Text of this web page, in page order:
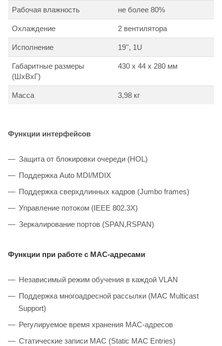
Рабочая влажность не более 80%
Охлаждение 2 вентилятора
Исполнение 19'', 1U
Габаритные размеры
(ШxВxГ)
430 x 44 x 280 мм
Масса 3,98 кг
Функции интерфейсов
Защита от блокировки очереди (HOL)
Поддержка Auto MDI/MDIX
Поддержка сверхдлинных кадров (Jumbo frames)
Управление потоком (IEEE 802.3X)
Зеркалирование портов (SPAN,RSPAN)
Функции при работе с МAC-адресами
Независимый режим обучения в каждой VLAN
Поддержка многоадресной рассылки (MAC Multicast
Support)
Регулируемое время хранения MAC-адресов
Статические записи MAC (Static MAC Entries)